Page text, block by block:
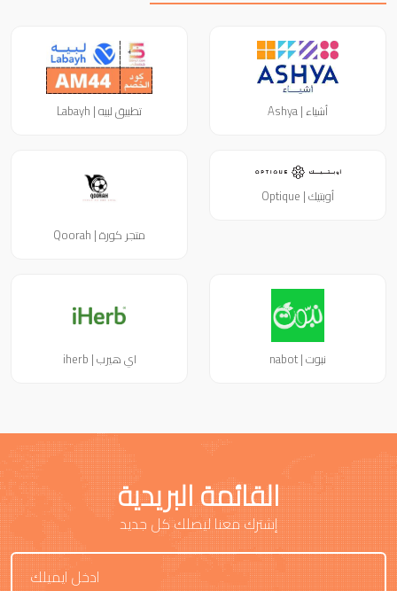
أشياء | Ashya تطبيق لبيه | Labayh
أوبتيك | Optique
متجر كورة | Qoorah
نبوت | nabot اي هيرب | iherb
القائمة البريدية
إشترك معنا ليصلك كل جديد